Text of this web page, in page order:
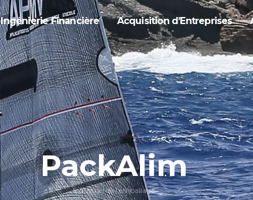
Ingénierie Financière Acquisition d’Entreprises
PackAlim
Industriel de l'emballage